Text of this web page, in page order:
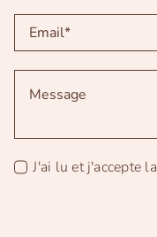
J'ai lu et j'accepte la